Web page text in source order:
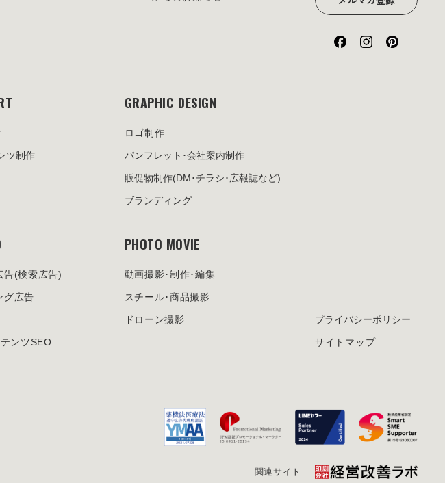
ツ制作
告(検索広告)
グ広告
ンツSEO
GRAPHIC DESIGN
ロゴ制作
パンフレット･会社案内制作
販促物制作(DM･チラシ･広報誌など)
ブランディング
PHOTO MOVIE
動画撮影･制作･編集
スチール･商品撮影
ドローン撮影 プライバシーポリシー
サイトマップ
関連サイト